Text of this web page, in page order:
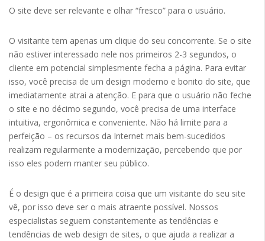
O site deve ser relevante e olhar “fresco” para o usuário.
O visitante tem apenas um clique do seu concorrente. Se o site
não estiver interessado nele nos primeiros 2-3 segundos, o
cliente em potencial simplesmente fecha a página. Para evitar
isso, você precisa de um design moderno e bonito do site, que
imediatamente atrai a atenção. E para que o usuário não feche
o site e no décimo segundo, você precisa de uma interface
intuitiva, ergonômica e conveniente. Não há limite para a
perfeição – os recursos da Internet mais bem-sucedidos
realizam regularmente a modernização, percebendo que por
isso eles podem manter seu público.
É o design que é a primeira coisa que um visitante do seu site
vê, por isso deve ser o mais atraente possível. Nossos
especialistas seguem constantemente as tendências e
tendências de web design de sites, o que ajuda a realizar a